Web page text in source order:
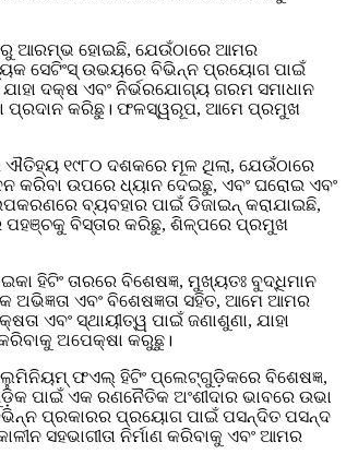
ଆରମ୍ଭ ହୋଇଛି, ଯେଉଁଠାରେ ଆମର
ସେଟିଂସ୍ ଉଭୟରେ ବିଭିନ୍ନ ପ୍ରୟୋଗ ପାଇଁ
ଦକ୍ଷ ଏବଂ ନିର୍ଭରଯୋଗ୍ୟ ଗରମ ସମାଧାନ
ପ୍ରଦାନ କରିଛୁ। ଫଳସ୍ୱରୂପ, ଆମେ ପ୍ରମୁଖ
୧୯୮୦ ଦଶକରେ ମୂଳ ଥିଲା, ଯେଉଁଠାରେ
କରିବା ଉପରେ ଧ୍ୟାନ ଦେଇଛୁ, ଏବଂ ଘରୋଇ ଏବଂ
ବ୍ୟବହାର ପାଇଁ ଡିଜାଇନ୍ କରାଯାଇଛି,
ପହଞ୍ଚକୁ ବିସ୍ତାର କରିଛୁ, ଶିଳ୍ପରେ ପ୍ରମୁଖ
ତାରରେ ବିଶେଷଜ୍ଞ, ମୁଖ୍ୟତଃ ବୁଦ୍ଧିମାନ
ଏବଂ ବିଶେଷଜ୍ଞତା ସହିତ, ଆମେ ଆମର
ଏବଂ ସ୍ଥାୟୀତ୍ୱ ପାଇଁ ଜଣାଶୁଣା, ଯାହା
ଅପେକ୍ଷା କରୁଛୁ।
ଫଏଲ୍ ହିଟିଂ ପ୍ଲେଟ୍‌ଗୁଡ଼ିକରେ ବିଶେଷଜ୍ଞ,
ପାଇଁ ଏକ ରଣନୈତିକ ଅଂଶୀଦାର ଭାବରେ ଉଭା
ପ୍ରକାରର ପ୍ରୟୋଗ ପାଇଁ ପସନ୍ଦିତ ପସନ୍ଦ
ସହଭାଗୀତା ନିର୍ମାଣ କରିବାକୁ ଏବଂ ଆମର